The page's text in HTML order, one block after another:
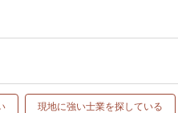
現地に強い士業を探している